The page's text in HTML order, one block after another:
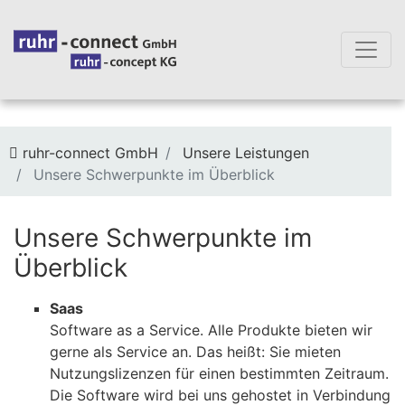
ruhr-connect GmbH
Unsere Leistungen
Unsere Schwerpunkte im Überblick
Unsere Schwerpunkte im
Überblick
Saas
Software as a Service. Alle Produkte bieten wir
gerne als Service an. Das heißt: Sie mieten
Nutzungslizenzen für einen bestimmten Zeitraum.
Die Software wird bei uns gehostet in Verbindung